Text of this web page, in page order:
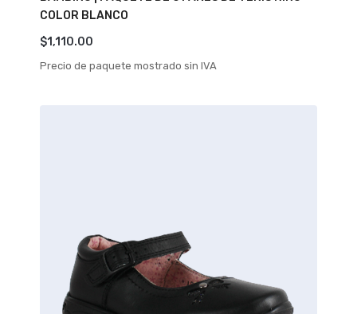
COLOR BLANCO
$1,110.00
Precio de paquete mostrado sin IVA